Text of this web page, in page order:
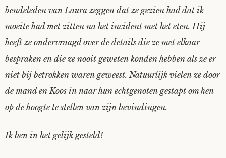
bendeleden van Laura zeggen dat ze gezien had dat ik
moeite had met zitten na het incident met het eten. Hij
heeft ze ondervraagd over de details die ze met elkaar
bespraken en die ze nooit geweten konden hebben als ze er
niet bij betrokken waren geweest. Natuurlijk vielen ze door
de mand en Koos in naar hun echtgenoten gestapt om hen
op de hoogte te stellen van zijn bevindingen.
Ik ben in het gelijk gesteld!